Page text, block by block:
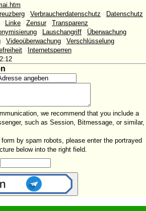
Verbraucherdatenschutz
Datenschutz
Linke Zensur
Transparenz
Lauschangriff
Überwachung
Videoüberwachung
Verschlüsselung
Internetsperren
we recommend that you include a
such as Session, Bitmessage, or similar,
by spam robots, please enter the portrayed
below into the right field.